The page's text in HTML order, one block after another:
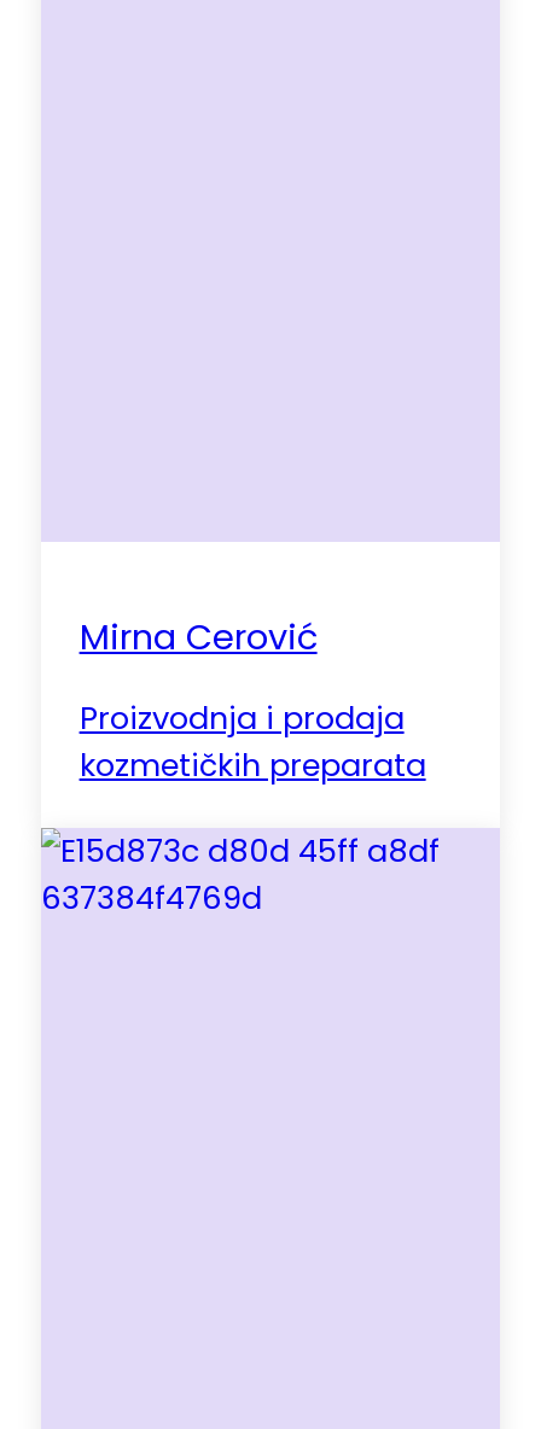
Mirna Cerović
Proizvodnja i prodaja
kozmetičkih preparata